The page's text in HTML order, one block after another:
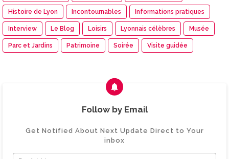
Histoire de Lyon Incontournables Informations pratiques
Interview Le Blog Loisirs Lyonnais célèbres Musée
Parc et Jardins Patrimoine Soirée Visite guidée
Follow by Email
Get Notified About Next Update Direct to Your
inbox